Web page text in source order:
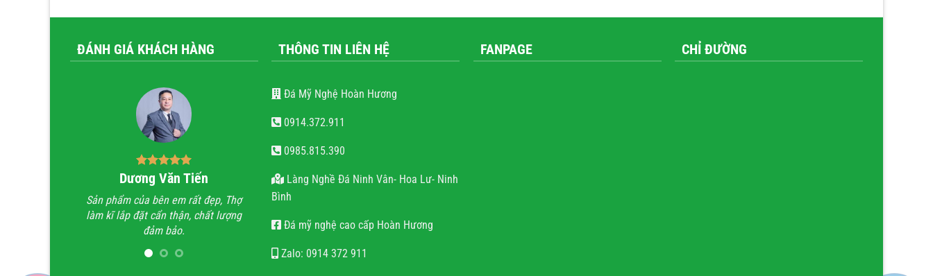
ĐÁNH GIÁ KHÁCH HÀNG
Dương Văn Tiến
Sản phẩm của bên em rất đẹp, Thợ
làm kĩ lắp đặt cẩn thận, chất lượng
đảm bảo.
Bùi Quốc Trung
Anh đã đi xem rất nhiều những công
trình không thấy sự sắc sảo, tinh tế,
họ chỉ làm lăng mộ đá cho có, không
quan tâm đến thẩm mỹ và chất
THÔNG TIN LIÊN HỆ
Đá Mỹ Nghệ Hoàn Hương
0914.372.911
0985.815.390
Làng Nghề Đá Ninh Vân- Hoa Lư- Ninh
Bình
Đá mỹ nghệ cao cấp Hoàn Hương
Zalo: 0914 372 911
FANPAGE CHỈ ĐƯỜNG